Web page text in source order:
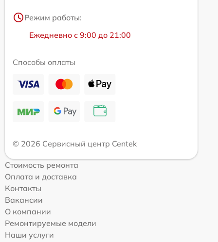
Режим работы:
Ежедневно с 9:00 до 21:00
Способы оплаты
© 2026 Сервисный центр Centek
Стоимость ремонта
Оплата и доставка
Контакты
Вакансии
О компании
Ремонтируемые модели
Наши услуги